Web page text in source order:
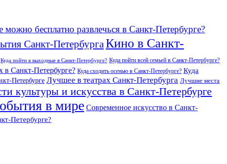
можно бесплатно развлечься в Санкт-Петербурге?
Санкт-Петербурга Кино в Санкт-
Куда пойти в выходные в Санкт-Петербурге? Куда пойти всей семьей в Санкт-Петербурге?
в Санкт-Петербурге? Куда сходить осенью в Санкт-Петербурге? Куда
Петербурге Лучшее в театрах Санкт-Петербурга Лучшие места
культуры и искусства в Санкт-Петербурге
в мире Современное искусство в Санкт-
Петербурге?